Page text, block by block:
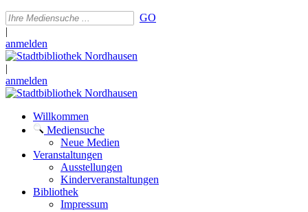
GO
|
anmelden
|
anmelden
Willkommen
Mediensuche
Neue Medien
Veranstaltungen
Ausstellungen
Kinderveranstaltungen
Bibliothek
Impressum